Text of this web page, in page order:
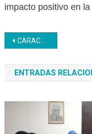
impacto positivo en la
Navegación
de
entradas
CARACAS | Inces llevó a cabo actividades en simultáneo a través del Programa Bachillerato Productivo
ENTRADAS